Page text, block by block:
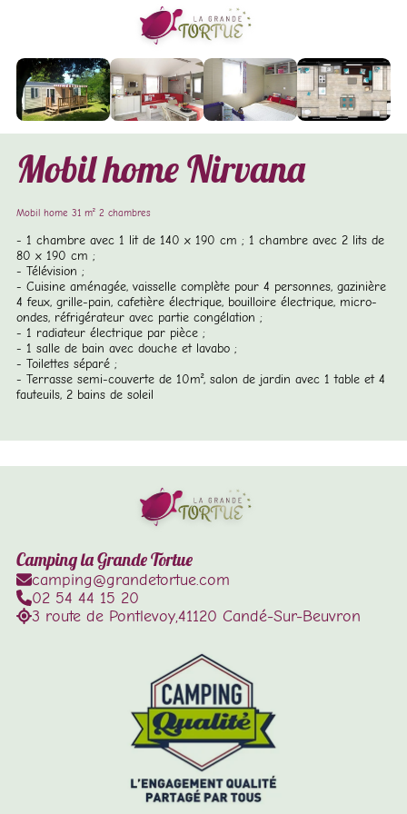
Mobil home Nirvana
Mobil home 31 m² 2 chambres
1 chambre avec 1 lit de 140 x 190 cm ; 1 chambre avec 2 lits de
80 x 190 cm ;
Télévision ;
Cuisine aménagée, vaisselle complète pour 4 personnes, gazinière
4 feux, grille-pain, cafetière électrique, bouilloire électrique, micro-
ondes, réfrigérateur avec partie congélation ;
1 radiateur électrique par pièce ;
1 salle de bain avec douche et lavabo ;
Toilettes séparé ;
Terrasse semi-couverte de 10m², salon de jardin avec 1 table et 4
fauteuils, 2 bains de soleil
Camping la Grande Tortue
camping@grandetortue.com
02 54 44 15 20
3 route de Pontlevoy,41120 Candé-Sur-Beuvron